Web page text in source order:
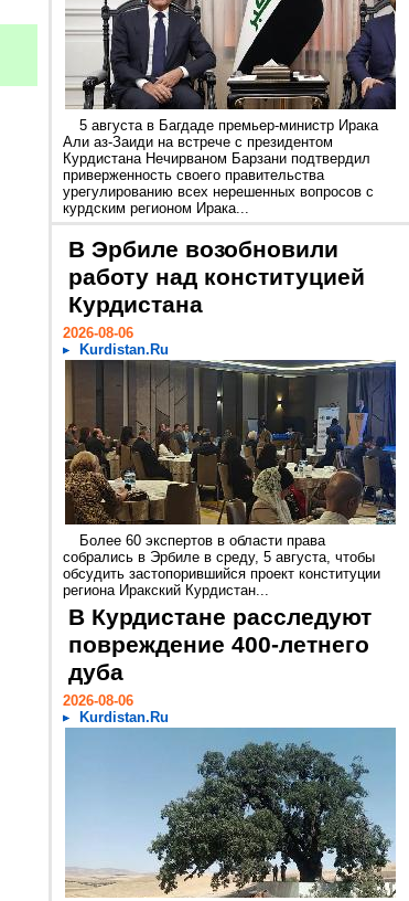
5 августа в Багдаде премьер-министр Ирака
Али аз-Заиди на встрече с президентом
Курдистана Нечирваном Барзани подтвердил
приверженность своего правительства
урегулированию всех нерешенных вопросов с
курдским регионом Ирака...
В Эрбиле возобновили
работу над конституцией
Курдистана
2026-08-06
Kurdistan.Ru
Более 60 экспертов в области права
собрались в Эрбиле в среду, 5 августа, чтобы
обсудить застопорившийся проект конституции
региона Иракский Курдистан...
В Курдистане расследуют
повреждение 400-летнего
дуба
2026-08-06
Kurdistan.Ru